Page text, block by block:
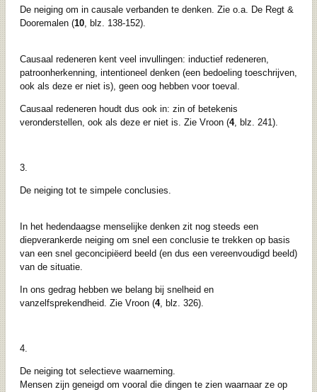
De neiging om in causale verbanden te denken. Zie o.a. De Regt &
Dooremalen (10, blz. 138-152).
Causaal redeneren kent veel invullingen: inductief redeneren,
patroonherkenning, intentioneel denken (een bedoeling toeschrijven,
ook als deze er niet is), geen oog hebben voor toeval.
Causaal redeneren houdt dus ook in: zin of betekenis
veronderstellen, ook als deze er niet is. Zie Vroon (4, blz. 241).
3.
De neiging tot te simpele conclusies.
In het hedendaagse menselijke denken zit nog steeds een
diepverankerde neiging om snel een conclusie te trekken op basis
van een snel geconcipiëerd beeld (en dus een vereenvoudigd beeld)
van de situatie.
In ons gedrag hebben we belang bij snelheid en
vanzelfsprekendheid. Zie Vroon (4, blz. 326).
4.
De neiging tot selectieve waarneming.
Mensen zijn geneigd om vooral die dingen te zien waarnaar ze op